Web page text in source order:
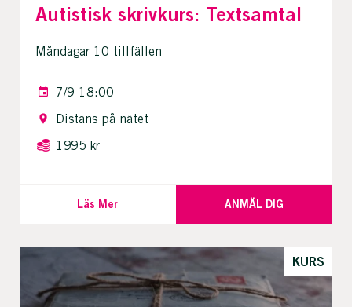
Autistisk skrivkurs: Textsamtal
Måndagar 10 tillfällen
7/9 18:00
Distans på nätet
1995 kr
Läs Mer ANMÄL DIG
KURS